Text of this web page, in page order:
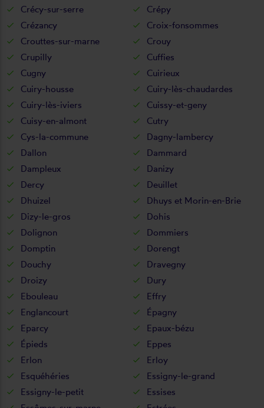
Crécy-sur-serre
Crépy
Crézancy
Croix-fonsommes
Crouttes-sur-marne
Crouy
Crupilly
Cuffies
Cugny
Cuirieux
Cuiry-housse
Cuiry-lès-chaudardes
Cuiry-lès-iviers
Cuissy-et-geny
Cuisy-en-almont
Cutry
Cys-la-commune
Dagny-lambercy
Dallon
Dammard
Dampleux
Danizy
Dercy
Deuillet
Dhuizel
Dhuys et Morin-en-Brie
Dizy-le-gros
Dohis
Dolignon
Dommiers
Domptin
Dorengt
Douchy
Dravegny
Droizy
Dury
Ebouleau
Effry
Englancourt
Épagny
Eparcy
Epaux-bézu
Épieds
Eppes
Erlon
Erloy
Esquéhéries
Essigny-le-grand
Essigny-le-petit
Essises